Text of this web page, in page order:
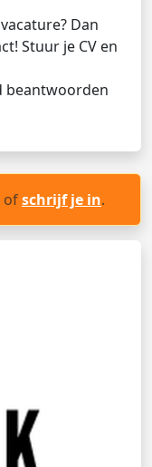
Dan
Stuur je CV en
beantwoorden
ofschrijf je in.